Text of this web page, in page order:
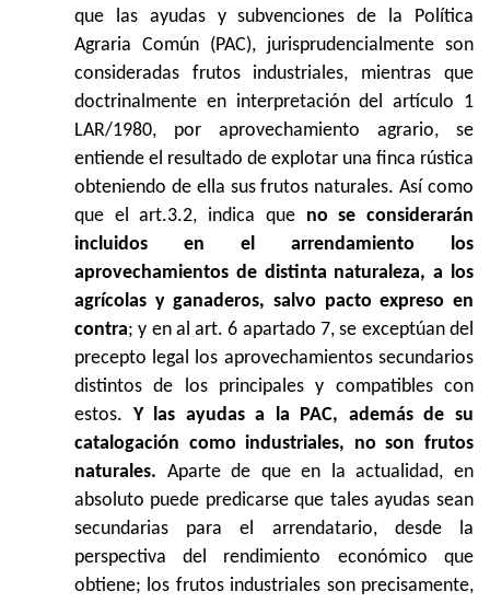
que las ayudas y subvenciones de la Política
Agraria Común (PAC), jurisprudencialmente son
consideradas frutos industriales, mientras que
doctrinalmente en interpretación del artículo 1
LAR/1980, por aprovechamiento agrario, se
entiende el resultado de explotar una finca rústica
obteniendo de ella sus frutos naturales. Así como
que el art.3.2, indica que no se considerarán
incluidos en el arrendamiento los
aprovechamientos de distinta naturaleza, a los
agrícolas y ganaderos, salvo pacto expreso en
contra; y en al art. 6 apartado 7, se exceptúan del
precepto legal los aprovechamientos secundarios
distintos de los principales y compatibles con
estos. Y las ayudas a la PAC, además de su
catalogación como industriales, no son frutos
naturales. Aparte de que en la actualidad, en
absoluto puede predicarse que tales ayudas sean
secundarias para el arrendatario, desde la
perspectiva del rendimiento económico que
obtiene; los frutos industriales son precisamente,